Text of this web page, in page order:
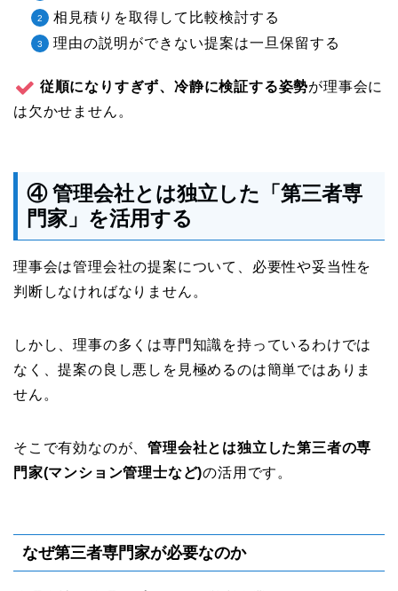
相見積りを取得して比較検討する
理由の説明ができない提案は一旦保留する
従順になりすぎず、冷静に検証する姿勢が理事会に
は欠かせません。
④ 管理会社とは独立した「第三者専
門家」を活用する
理事会は管理会社の提案について、必要性や妥当性を
判断しなければなりません。
しかし、理事の多くは専門知識を持っているわけでは
なく、提案の良し悪しを見極めるのは簡単ではありま
せん。
そこで有効なのが、管理会社とは独立した第三者の専
門家(マンション管理士など)の活用です。
なぜ第三者専門家が必要なのか